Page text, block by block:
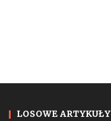
LOSOWE ARTYKUŁY